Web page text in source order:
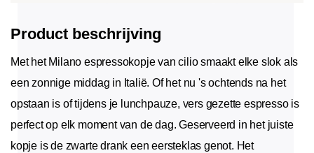
Product beschrijving
Met het Milano espressokopje van cilio smaakt elke slok als
een zonnige middag in Italië. Of het nu 's ochtends na het
opstaan is of tijdens je lunchpauze, vers gezette espresso is
perfect op elk moment van de dag. Geserveerd in het juiste
kopje is de zwarte drank een eersteklas genot. Het